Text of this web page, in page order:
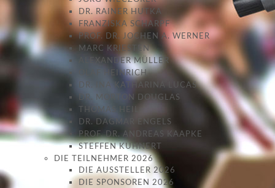
DR. RAINER HUTKA
FRANZISKA SCHARPF
PROF. DR. JOCHEN A. WERNER
MARC KRIESTEN
ALEXANDER MÜLLER
OLAF HEINRICH
DR. INA KATHARINA LUCAS
DR. MORTON DOUGLAS
THOMAS HEIL
DR. DAGMAR ENGELS
PROF. DR. ANDREAS KAAPKE
STEFFEN KUHNERT
DIE TEILNEHMER 2026
DIE AUSSTELLER 2026
DIE SPONSOREN 2026